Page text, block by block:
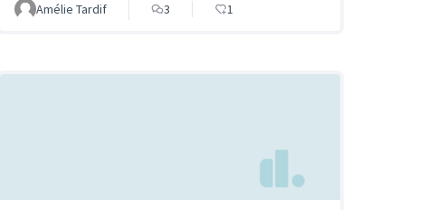
Amélie Tardif 3 1